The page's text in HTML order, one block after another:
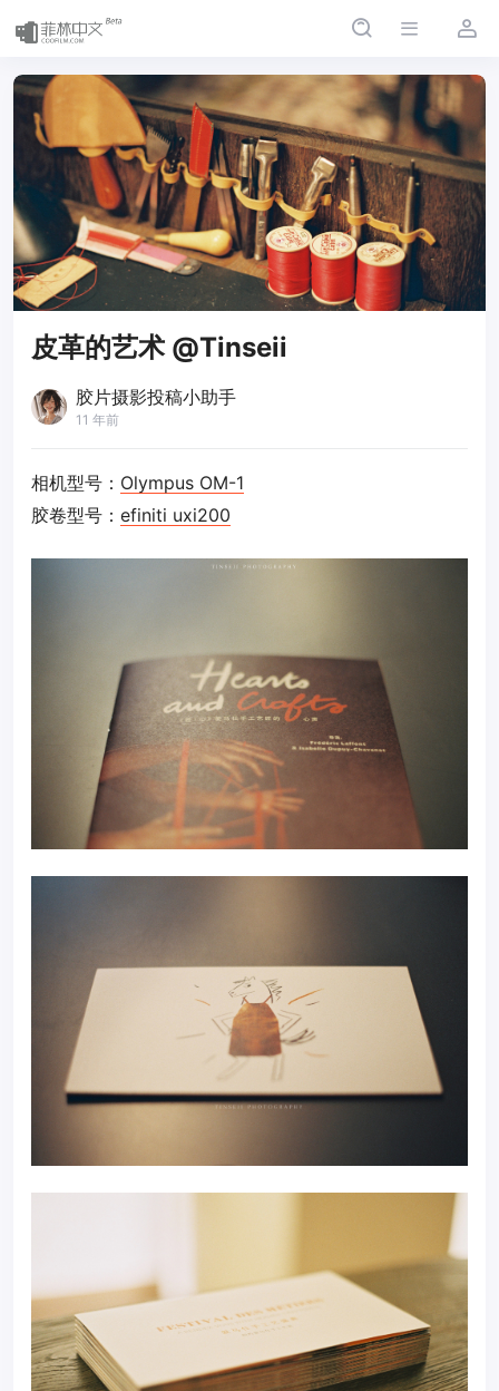
皮革的艺术 @Tinseii
胶片摄影投稿小助手
11 年前
相机型号： Olympus OM-1
胶卷型号： efiniti uxi200